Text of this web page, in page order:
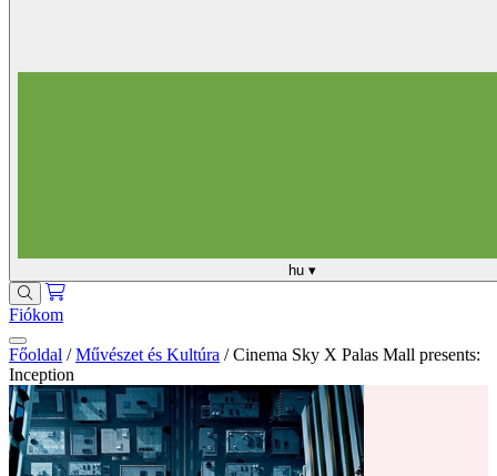
hu ▾
Fiókom
Főoldal / Művészet és Kultúra / Cinema Sky X Palas Mall presents:
Inception